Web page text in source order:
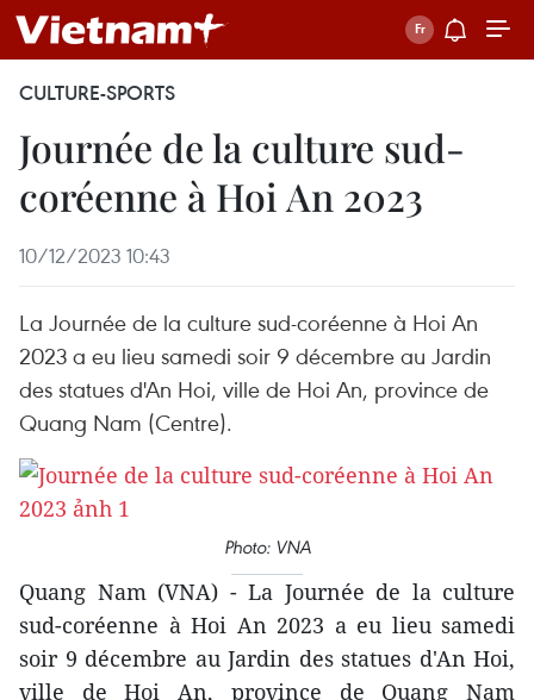
CULTURE-SPORTS
Journée de la culture sud-
coréenne à Hoi An 2023
10/12/2023 10:43
La Journée de la culture sud-coréenne à Hoi An
2023 a eu lieu samedi soir 9 décembre au Jardin
des statues d'An Hoi, ville de Hoi An, province de
Quang Nam (Centre).
Photo: VNA
Quang Nam (VNA) - La Journée de la culture
sud-coréenne à Hoi An 2023 a eu lieu samedi
soir 9 décembre au Jardin des statues d'An Hoi,
ville de Hoi An, province de Quang Nam